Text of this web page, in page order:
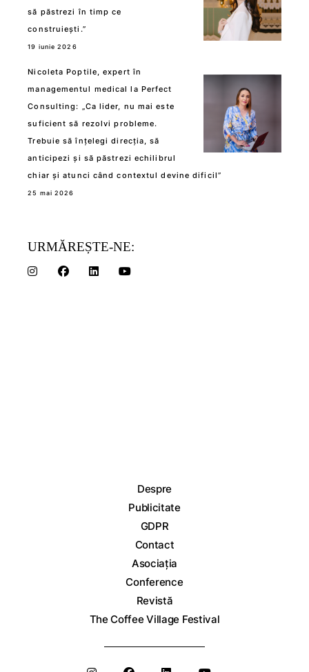
să păstrezi în timp ce
construiești.”
19 iunie 2026
Nicoleta Poptile, expert în
managementul medical la Perfect
Consulting: „Ca lider, nu mai este
suficient să rezolvi probleme.
Trebuie să înțelegi direcția, să
anticipezi și să păstrezi echilibrul
chiar și atunci când contextul devine dificil”
25 mai 2026
URMĂREȘTE-NE:
Despre
Publicitate
GDPR
Contact
Asociația
Conference
Revistă
The Coffee Village Festival